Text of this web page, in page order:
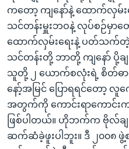
ကတော့ ကျနော်နဲ့ ထောက်လှမ်း
သင်တန်းမှူးဘဝနဲ့ လုပ်စဉ်မှာ
ထောက်လှမ်းရေးနဲ့ ပတ်သက်တဲ့
သင်တန်းတို့ ဘာတို့ ကျနော် ပို့ခ
သူတို့ ၂ ယောက်စလုံးရဲ့ စိတ်ဓာ
နော့်အမြင် ပြောရရင်တော့ လူ
အတွက်ကို ကောင်းရာကောင်း
ဖြစ်ပါတယ်။ ဟိုဘက်က ဗိုလ်ချု
ဆက်ဆံခဲ့ဖူးပါဘူး။ ဒီ ၂၀၀၈